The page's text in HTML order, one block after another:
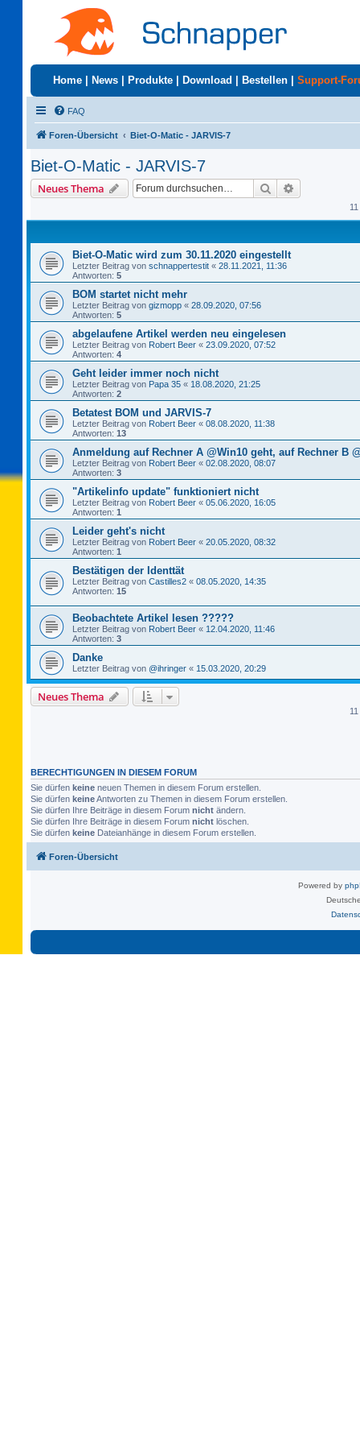
Home News Produkte Download Bestellen Support-
FAQ
Foren-Übersicht Biet-O-Matic - JARVIS-7
Biet-O-Matic - JARVIS-7
Neues Thema Suche
Biet-O-Matic wird zum 30.11.2020 eingestellt
Letzter Beitrag von schnappertestit « 28.11.2021, 11:36
Antworten: 5
BOM startet nicht mehr
Letzter Beitrag von gizmopp « 28.09.2020, 07:56
Antworten: 5
abgelaufene Artikel werden neu eingelesen
Letzter Beitrag von Robert Beer « 23.09.2020, 07:52
Antworten: 4
Geht leider immer noch nicht
Letzter Beitrag von Papa 35 « 18.08.2020, 21:25
Antworten: 2
Betatest BOM und JARVIS-7
Letzter Beitrag von Robert Beer « 08.08.2020, 11:38
Antworten: 13
Anmeldung auf Rechner A @Win10 geht, auf Rechner B
Letzter Beitrag von Robert Beer « 02.08.2020, 08:07
Antworten: 3
"Artikelinfo update" funktioniert nicht
Letzter Beitrag von Robert Beer « 05.06.2020, 16:05
Antworten: 1
Leider geht's nicht
Letzter Beitrag von Robert Beer « 20.05.2020, 08:32
Antworten: 1
Bestätigen der Identtät
Letzter Beitrag von Castilles2 « 08.05.2020, 14:35
Antworten: 15
Beobachtete Artikel lesen ?????
Letzter Beitrag von Robert Beer « 12.04.2020, 11:46
Antworten: 3
Danke
Letzter Beitrag von @ihringer « 15.03.2020, 20:29
Neues Thema
BERECHTIGUNGEN IN DIESEM FORUM
Sie dürfen keine neuen Themen in diesem Forum erstellen.
Sie dürfen keineAntworten zu Themen in diesem Forum erstellen.
Sie dürfen Ihre Beiträge in diesem Forum nicht ändern.
Sie dürfen Ihre Beiträge in diesem Forum nicht löschen.
Sie dürfen keine Dateianhänge in diesem Forum erstellen.
Foren-Übersicht
Powered by